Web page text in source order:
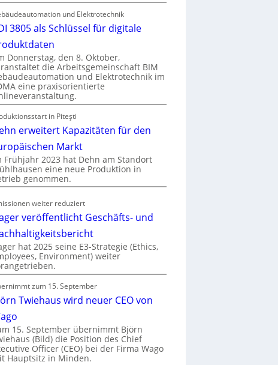
und Elektrotechnik
3805 als Schlüssel für digitale
Donnerstag, den 8. Oktober,
die Arbeitsgemeinschaft BIM
und Elektrotechnik im
eine praxisorientierte
in Piteşti
erweitert Kapazitäten für den
Markt
Frühjahr 2023 hat Dehn am Standort
eine neue Produktion in
genommen.
weiter reduziert
veröffentlicht Geschäfts- und
hat 2025 seine E3-Strategie (Ethics,
Environment) weiter
zum 15. September
Twiehaus wird neuer CEO von
15. September übernimmt Björn
(Bild) die Position des Chief
Officer (CEO) bei der Firma Wago
Hauptsitz in Minden.